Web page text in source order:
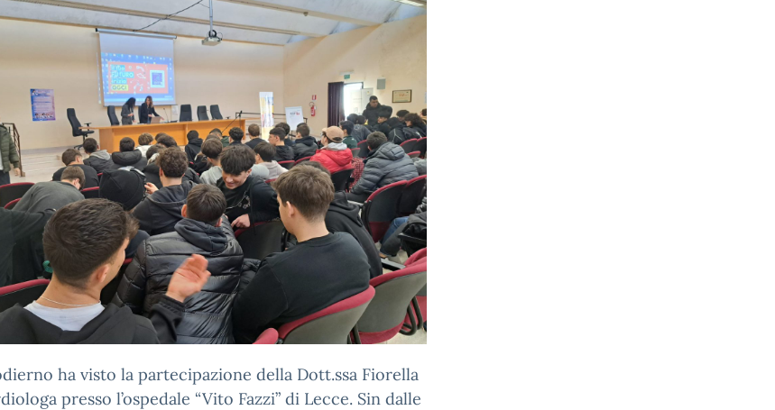
ha visto la partecipazione della Dott.ssa Fiorella
presso l’ospedale “Vito Fazzi” di Lecce. Sin dalle